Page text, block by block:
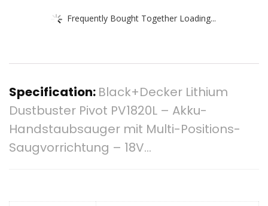
Frequently Bought Together Loading...
Specification: Black+Decker Lithium
Dustbuster Pivot PV1820L – Akku-
Handstaubsauger mit Multi-Positions-
Saugvorrichtung – 18V…